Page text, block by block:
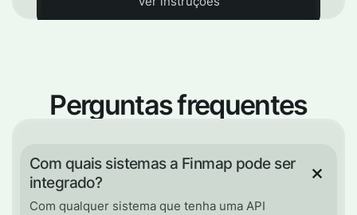
Perguntas frequentes
Com quais sistemas a Finmap pode ser
integrado?
Com qualquer sistema que tenha uma API